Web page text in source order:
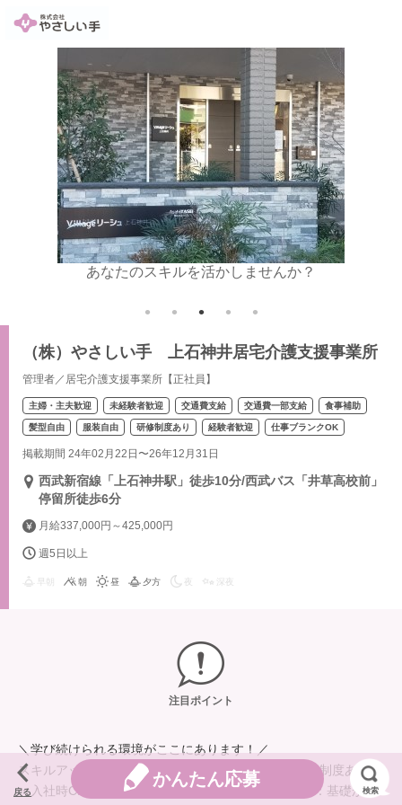
あなたのスキルを活かしませんか？
（株）やさしい手 上石神井居宅介護支援事業所
管理者／居宅介護支援事業所【正社員】
主婦・主夫歓迎 未経験者歓迎 交通費支給 交通費一部支給 食事補助
髪型自由 服装自由 研修制度あり 経験者歓迎 仕事ブランクOK
掲載期間 24年02月22日〜26年12月31日
西武新宿線「上石神井駅」徒歩10分/西武バス「井草高校前」
停留所徒歩6分
月給337,000円～425,000円
週5日以上
朝 昼 夕方 夜 深夜
注目ポイント
＼学び続けられる環境がここにあります！／
スキルアップ・キャリアアップを支える、充実の研修制度あり！
・入社時CM研修（入社時）／初任者研修（奇数月）：基礎から
戻る
かんたん応募
検索